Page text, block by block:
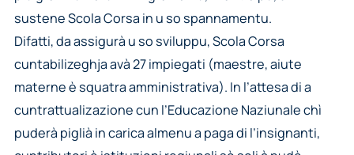
sustene Scola Corsa in u so spannamentu.
Difatti, da assigurà u so sviluppu, Scola Corsa
cuntabilizeghja avà 27 impiegati (maestre, aiute
materne è squatra amministrativa). In l’attesa di a
cuntrattualizazione cun l’Educazione Naziunale chì
puderà piglià in carica almenu a paga di l’insignanti,